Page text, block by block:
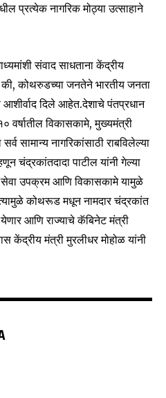
Policy.
75
Followers
प्रत्येक नागरिक मोठ्या उत्साहाने
संवाद साधताना केंद्रीय
की, कोथरुडच्या जनतेने भारतीय जनता
दिले आहेत.‌देशाचे पंतप्रधान
वर्षातील विकासकामे, मुख्यमंत्री
सामान्य नागरिकांसाठी राबविलेल्या
चंद्रकांतदादा पाटील यांनी गेल्या
सेवा उपक्रम आणि विकासकामे यामुळे
कोथरूड मधून नामदार चंद्रकांत
आणि राज्याचे कॅबिनेट मंत्री
केंद्रीय मंत्री मुरलीधर मोहोळ यांनी